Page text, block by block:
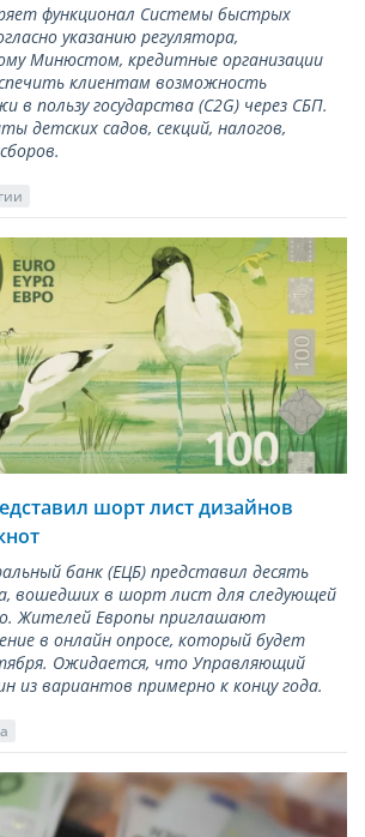
функционал Системы быстрых
указанию регулятора,
Минюстом, кредитные организации
клиентам возможность
в пользу государства (С2G) через СБП.
детских садов, секций, налогов,
шорт лист дизайнов
банк (ЕЦБ) представил десять
вошедших в шорт лист для следующей
Жителей Европы приглашают
в онлайн опросе, который будет
Ожидается, что Управляющий
из вариантов примерно к концу года.